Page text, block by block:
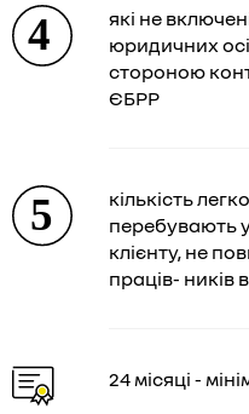
які не
юридичних
стороною
ЄБРР
кількість
перебувають у
клієнту, не
праців- ників
24 місяці -